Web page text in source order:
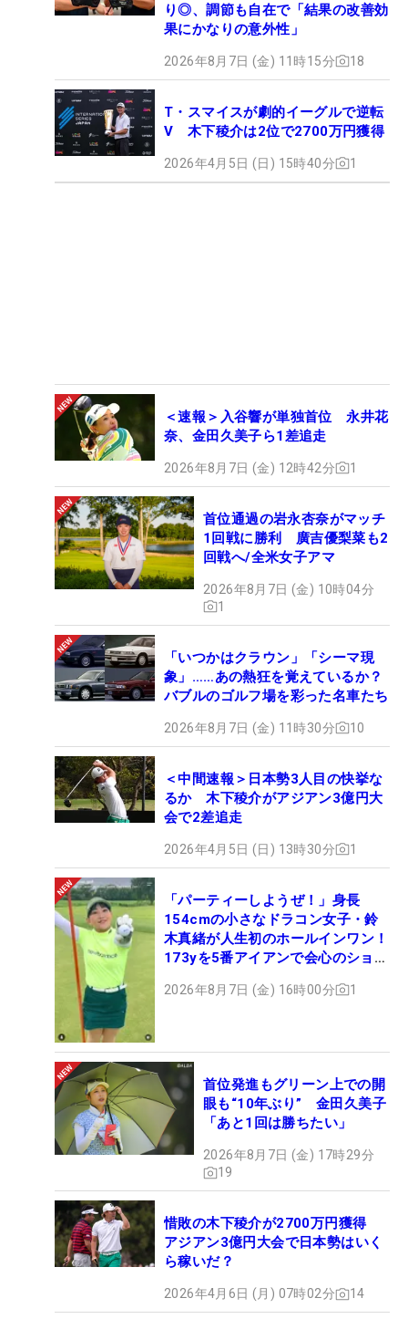
り◎、調節も自在で「結果の改善効
果にかなりの意外性」
2026年8月7日 (金) 11時15分 18
T・スマイスが劇的イーグルで逆転
V 木下稜介は2位で2700万円獲得
2026年4月5日 (日) 15時40分 1
＜速報＞入谷響が単独首位 永井花
奈、金田久美子ら1差追走
2026年8月7日 (金) 12時42分 1
首位通過の岩永杏奈がマッチ
1回戦に勝利 廣吉優梨菜も2
回戦へ/全米女子アマ
2026年8月7日 (金) 10時04分
1
「いつかはクラウン」「シーマ現
象」……あの熱狂を覚えているか？
バブルのゴルフ場を彩った名車たち
2026年8月7日 (金) 11時30分 10
＜中間速報＞日本勢3人目の快挙な
るか 木下稜介がアジアン3億円大
会で2差追走
2026年4月5日 (日) 13時30分 1
「パーティーしようぜ！」身長
154cmの小さなドラコン女子・鈴
木真緒が人生初のホールインワン！
173yを5番アイアンで会心のショッ
2026年8月7日 (金) 16時00分 1
首位発進もグリーン上での開
眼も“10年ぶり” 金田久美子
「あと1回は勝ちたい」
2026年8月7日 (金) 17時29分
19
惜敗の木下稜介が2700万円獲得
アジアン3億円大会で日本勢はいく
ら稼いだ？
2026年4月6日 (月) 07時02分 14